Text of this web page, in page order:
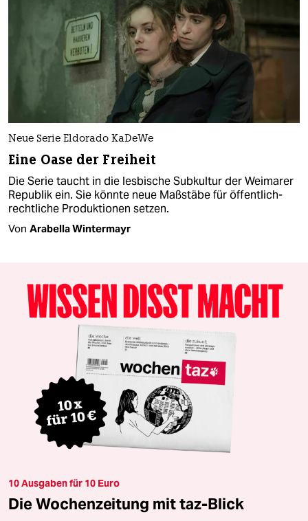
Neue Serie Eldorado KaDeWe
Eine Oase der Freiheit
Die Serie taucht in die lesbische Subkultur der Weimarer
Republik ein. Sie könnte neue Maßstäbe für öffentlich-
rechtliche Produktionen setzen.
Von Arabella Wintermayr
10 Ausgaben für 10 Euro
Die Wochenzeitung mit taz-Blick